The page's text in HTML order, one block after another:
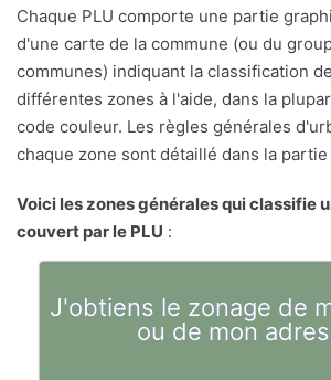
Chaque PLU comporte une partie
d'une carte de la commune (ou du
communes) indiquant la classification
différentes zones à l'aide, dans la
code couleur. Les règles générales
chaque zone sont détaillé dans la partie
Voici les zones générales qui classifie
couvert par le PLU :
J'obtiens le zonage de
ou de mon